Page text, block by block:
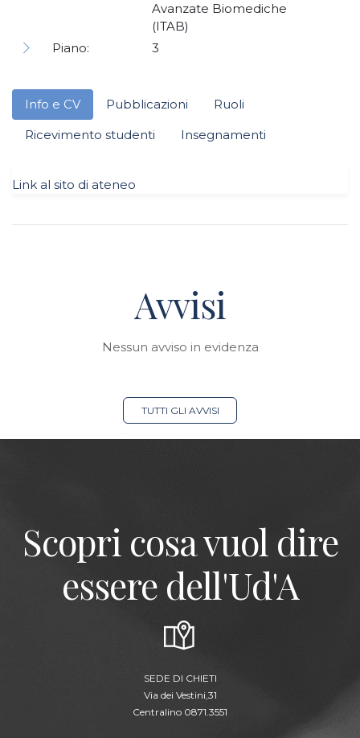
Avanzate Biomediche
(ITAB)
Piano:
3
Info e CV Pubblicazioni
Ruoli
Ricevimento studenti
Insegnamenti
Link al sito di ateneo
Avvisi
Nessun avviso in evidenza
TUTTI GLI AVVISI
Scopri cosa vuol dire
essere dell'Ud'A
SEDE DI CHIETI
Via dei Vestini,31
Centralino 0871.3551